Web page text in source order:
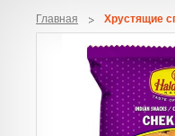
Главная Хрустящие